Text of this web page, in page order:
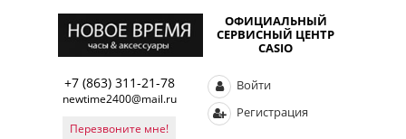
ОФИЦИАЛЬНЫЙ
СЕРВИСНЫЙ ЦЕНТР
CASIO
+7 (863) 311-21-78
newtime2400@mail.ru
Перезвоните мне!
Войти
Регистрация